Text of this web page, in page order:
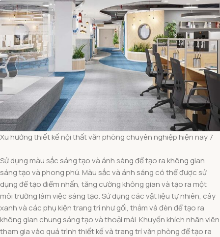
Xu hướng thiết kế nội thất văn phòng chuyên nghiệp hiện nay 7
Sử dụng màu sắc sáng tạo và ánh sáng để tạo ra không gian
sáng tạo và phong phú. Màu sắc và ánh sáng có thể được sử
dụng để tạo điểm nhấn, tăng cường không gian và tạo ra một
môi trường làm việc sáng tạo. Sử dụng các vật liệu tự nhiên, cây
xanh và các phụ kiện trang trí như gối, thảm và đèn để tạo ra
không gian chung sáng tạo và thoải mái. Khuyến khích nhân viên
tham gia vào quá trình thiết kế và trang trí văn phòng để tạo ra